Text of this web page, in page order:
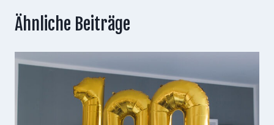
Ähnliche Beiträge